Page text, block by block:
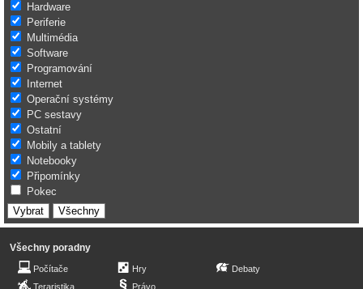
Hardware
Periferie
Multimédia
Software
Programování
Internet
Operační systémy
PC sestavy
Ostatní
Mobily a tablety
Notebooky
Připomínky
Pokec
Všechny poradny
Počítače
Teraristika
Hry
Právo
Debaty